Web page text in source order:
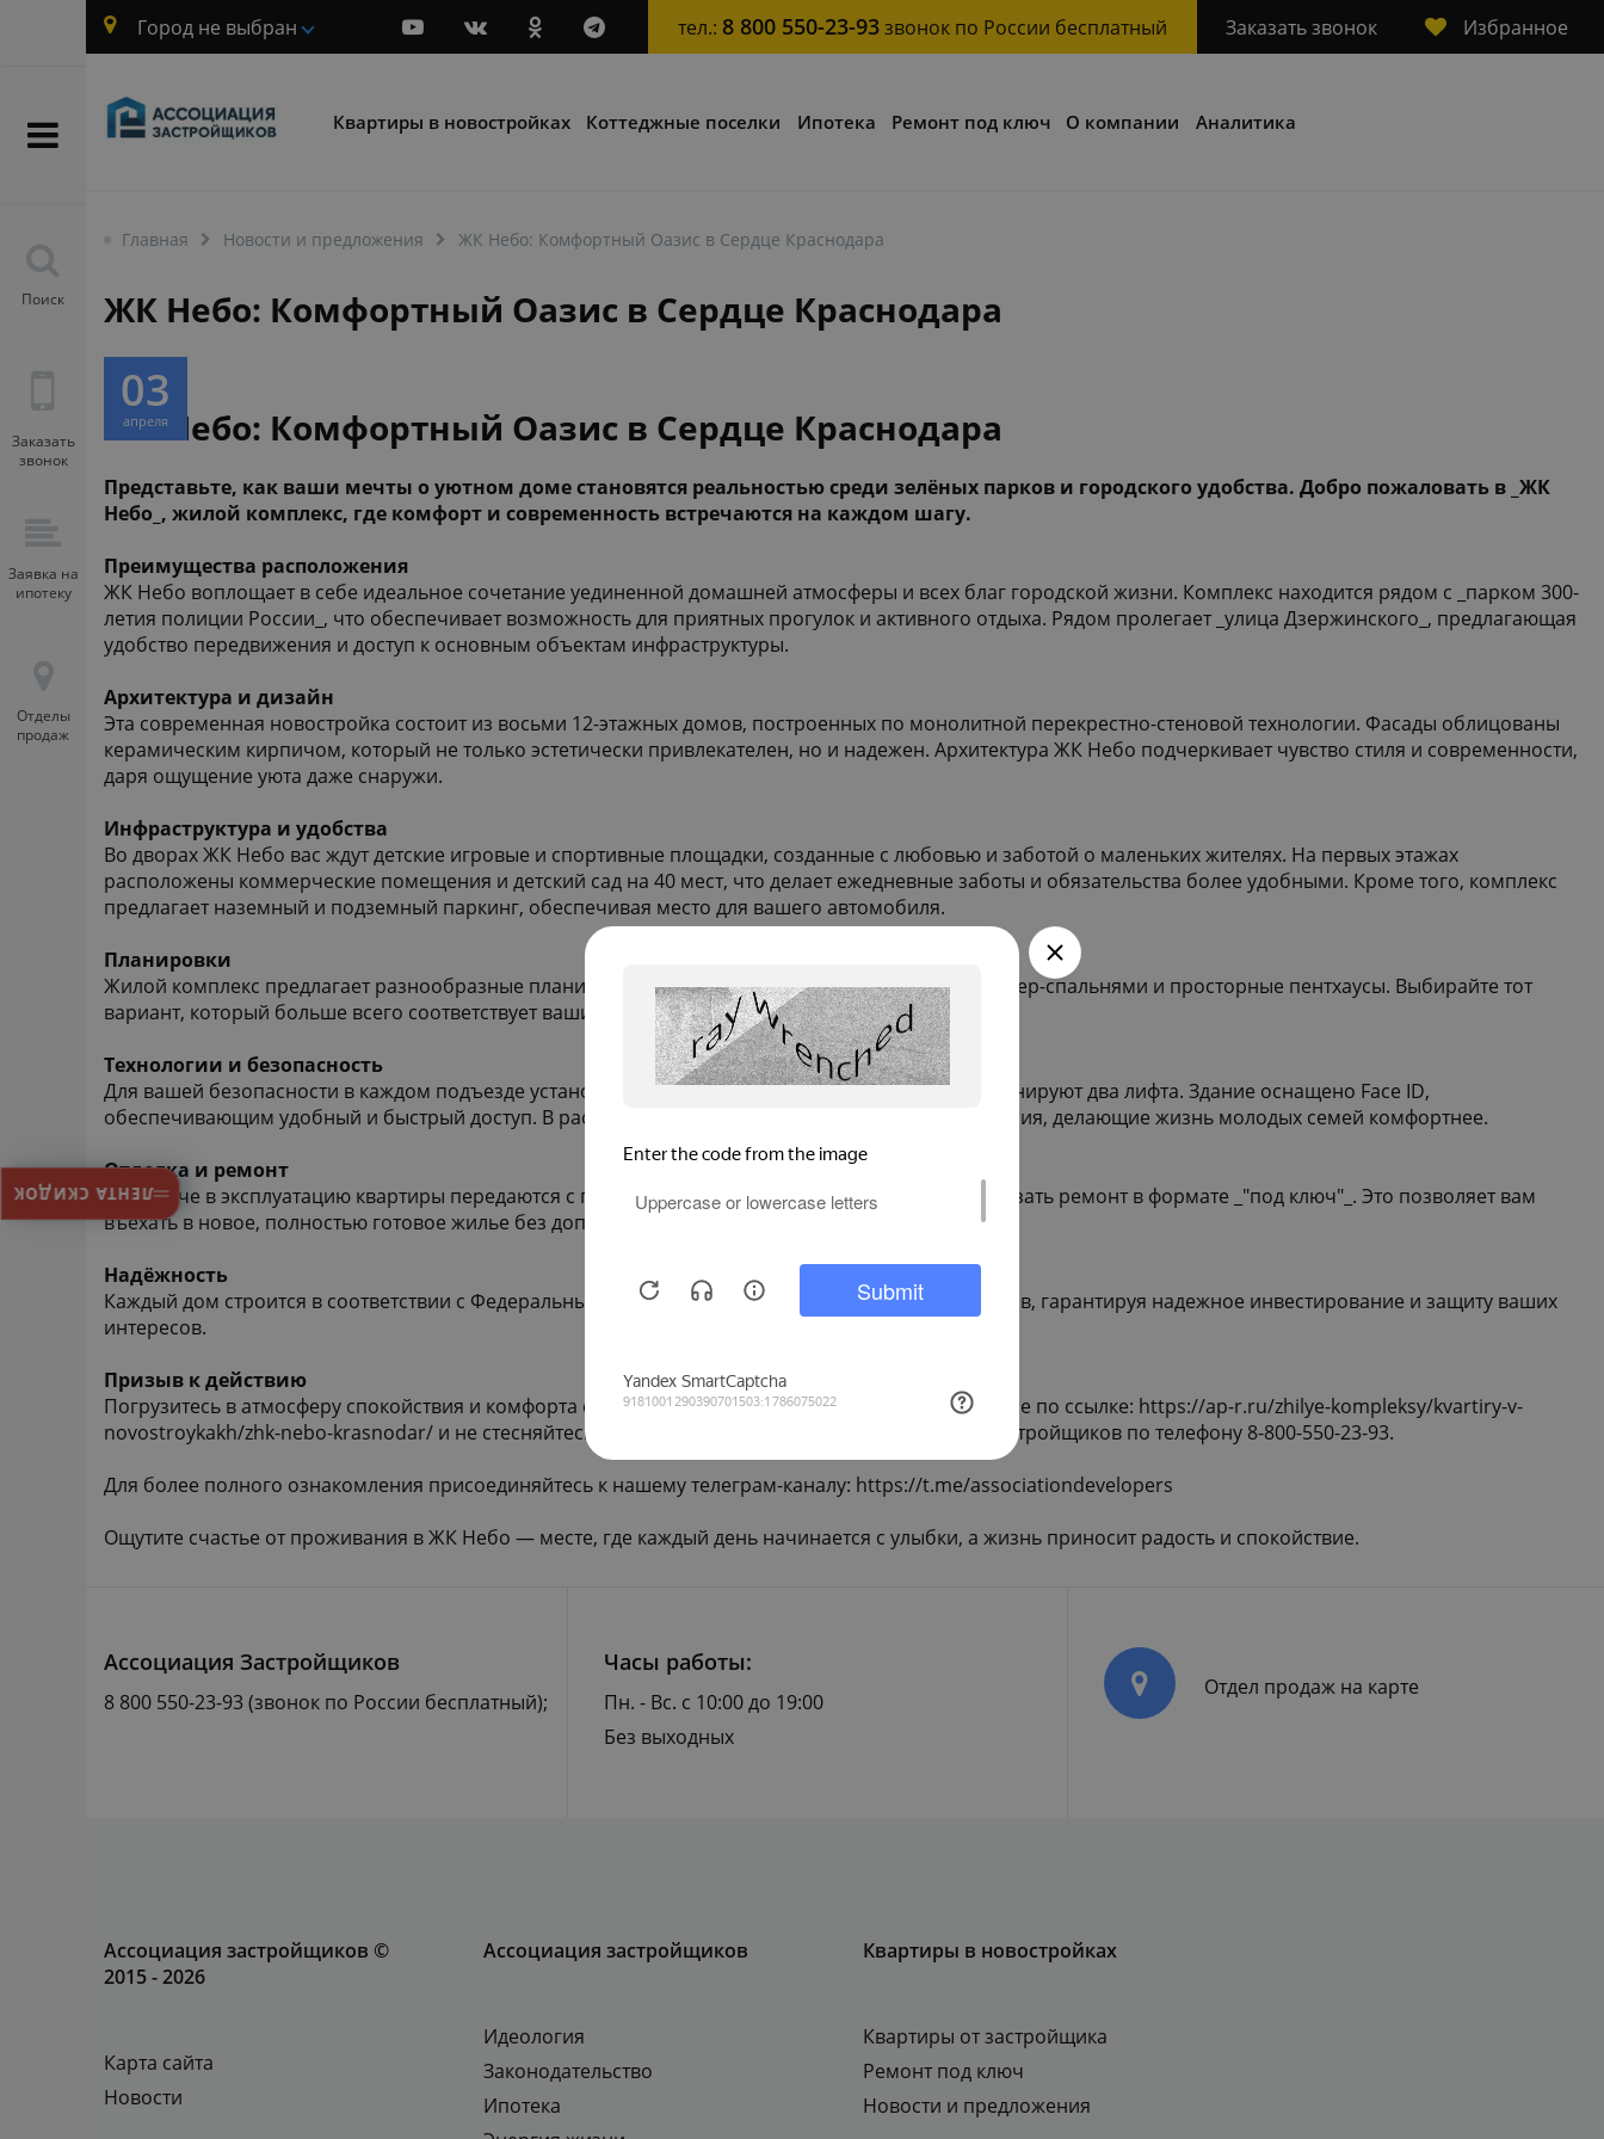
Поиск
Заказать
звонок
Заявка на
ипотеку
Отделы
продаж
Город не выбран тел.: 8 800 550-23-93звонок по России бесплатный Заказать звонок Избранное
Квартиры в новостройках Коттеджные поселки Ипотека Ремонт под ключ О компании Аналитика
Главная Новости и предложения ЖК Небо: Комфортный Оазис в Сердце Краснодара
ЖК Небо: Комфортный Оазис в Сердце Краснодара
03
апреля
ЖК Небо: Комфортный Оазис в Сердце Краснодара
Представьте, как ваши мечты о уютном доме становятся реальностью среди зелёных парков и городского удобства. Добро пожаловать в _ЖК
Небо_, жилой комплекс, где комфорт и современность встречаются на каждом шагу.
Преимущества расположения
ЖК Небо воплощает в себе идеальное сочетание уединенной домашней атмосферы и всех благ городской жизни. Комплекс находится рядом с _парком 300-
летия полиции России_, что обеспечивает возможность для приятных прогулок и активного отдыха. Рядом пролегает _улица Дзержинского_, предлагающая
удобство передвижения и доступ к основным объектам инфраструктуры.
Архитектура и дизайн
Эта современная новостройка состоит из восьми 12-этажных домов, построенных по монолитной перекрестно-стеновой технологии. Фасады облицованы
керамическим кирпичом, который не только эстетически привлекателен, но и надежен. Архитектура ЖК Небо подчеркивает чувство стиля и современности,
даря ощущение уюта даже снаружи.
Инфраструктура и удобства
Во дворах ЖК Небо вас ждут детские игровые и спортивные площадки, созданные с любовью и заботой о маленьких жителях. На первых этажах
расположены коммерческие помещения и детский сад на 40 мест, что делает ежедневные заботы и обязательства более удобными. Кроме того, комплекс
предлагает наземный и подземный паркинг, обеспечивая место для вашего автомобиля.
Планировки
Жилой комплекс предлагает разнообразные планировочные решения, включая квартиры с мастер-спальнями и просторные пентхаусы. Выбирайте тот
вариант, который больше всего соответствует вашим мечтам о комфортной жизни.
Технологии и безопасность
Для вашей безопасности в каждом подъезде установлены системы видеонаблюдения и функционируют два лифта. Здание оснащено Face ID,
обеспечивающим удобный и быстрый доступ. В распоряжении жильцов — колясочные помещения, делающие жизнь молодых семей комфортнее.
Отделка и ремонт
При сдаче в эксплуатацию квартиры передаются с предчистовой отделкой, с возможностью заказать ремонт в формате _"под ключ"_. Это позволяет вам
въехать в новое, полностью готовое жилье без дополнительных хлопот.
Надёжность
Каждый дом строится в соответствии с Федеральным законом №214 с применением эскроу-счетов, гарантируя надежное инвестирование и защиту ваших
интересов.
Призыв к действию
Погрузитесь в атмосферу спокойствия и комфорта с ЖК Небо. Узнайте больше о нашем комплексе по ссылке: https://ap-r.ru/zhilye-kompleksy/kvartiry-v-
novostroykakh/zhk-nebo-krasnodar/ и не стесняйтесь связаться с отделом продаж Ассоциации застройщиков по телефону 8-800-550-23-93.
Для более полного ознакомления присоединяйтесь к нашему телеграм-каналу: https://t.me/associationdevelopers
Ощутите счастье от проживания в ЖК Небо — месте, где каждый день начинается с улыбки, а жизнь приносит радость и спокойствие.
Ассоциация Застройщиков
8 800 550-23-93 (звонок по России бесплатный);
Часы работы:
Пн. - Вс. с 10:00 до 19:00
Без выходных
Отдел продаж на карте
Ассоциация застройщиков ©
2015 - 2026
Карта сайта
Новости
Ассоциация застройщиков
Идеология
Законодательство
Ипотека
Квартиры в новостройках
Квартиры от застройщика
Ремонт под ключ
Новости и предложения
ЛЕНТА СКИДОК